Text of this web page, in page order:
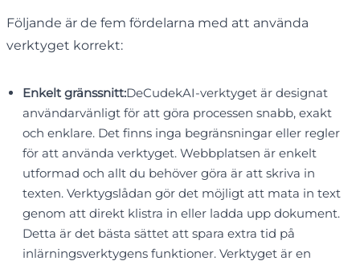
Följande är de fem fördelarna med att använda
verktyget korrekt:
Enkelt gränssnitt:DeCudekAI-verktyget är designat
användarvänligt för att göra processen snabb, exakt
och enklare. Det finns inga begränsningar eller regler
för att använda verktyget. Webbplatsen är enkelt
utformad och allt du behöver göra är att skriva in
texten. Verktygslådan gör det möjligt att mata in text
genom att direkt klistra in eller ladda upp dokument.
Detta är det bästa sättet att spara extra tid på
inlärningsverktygens funktioner. Verktyget är en